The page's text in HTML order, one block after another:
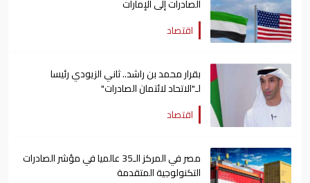
الصادرات إلى الإمارات
اقتصاد
بقرار محمد بن راشد.. ثاني الزيودي رئيسا
لـ"الاتحاد لائتمان الصادرات"
اقتصاد
مصر في المركز الـ35 عالميا في مؤشر الصادرات
التكنولوجية المتقدمة